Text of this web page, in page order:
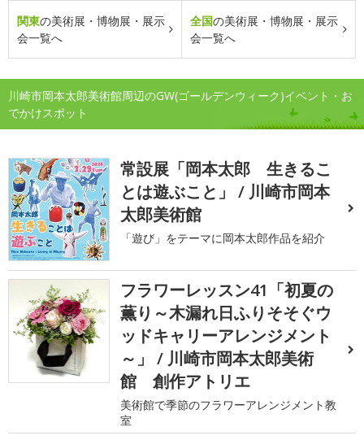
関東の美術展・博物展・展示
会一覧へ
全国の美術展・博物展・展示
会一覧へ
川崎市岡本太郎美術館周辺のGW(ゴールデンウィーク)イベント・お
でかけスポット
常設展「岡本太郎 生きるこ
とは遊ぶこと」 / 川崎市岡本
太郎美術館
「遊び」をテーマに岡本太郎作品を紹介
フラワーレッスン41「初夏の
薫り～木漏れ日ふりそそぐウ
ッドキャリーアレンジメント
～」 / 川崎市岡本太郎美術
館 創作アトリエ
美術館で季節のフラワーアレンジメント教
室